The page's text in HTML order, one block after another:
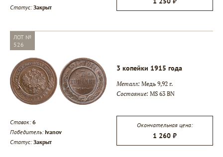
Статус:Закрыт
ЛОТ №
526
3 копейки 1915 года
Металл: Медь 9,92 г.
Состояние: MS 63 BN
Ставок:6
Победитель: Ivanov
Статус:Закрыт
Окончательная цена:
1 260 ₽